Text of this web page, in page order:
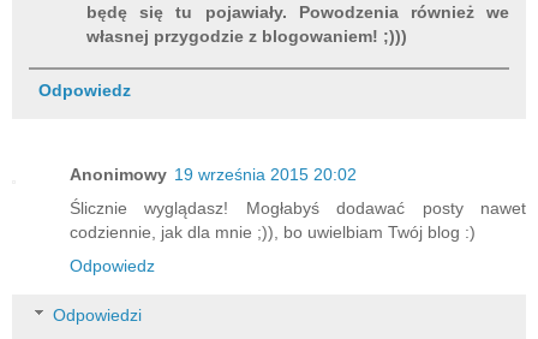
będę się tu pojawiały. Powodzenia również we
własnej przygodzie z blogowaniem! ;)))
Odpowiedz
Anonimowy 19 września 2015 20:02
Ślicznie wyglądasz! Mogłabyś dodawać posty nawet
codziennie, jak dla mnie ;)), bo uwielbiam Twój blog :)
Odpowiedz
Odpowiedzi